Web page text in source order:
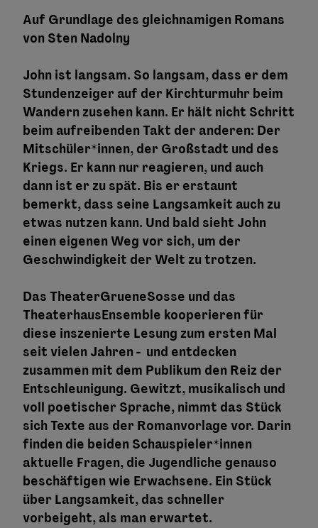
Auf Grundlage des gleichnamigen Romans
von Sten Nadolny
John ist langsam. So langsam, dass er dem
Stundenzeiger auf der Kirchturmuhr beim
Wandern zusehen kann. Er hält nicht Schritt
beim aufreibenden Takt der anderen: Der
Mitschüler*innen, der Großstadt und des
Kriegs. Er kann nur reagieren, und auch
dann ist er zu spät. Bis er erstaunt
bemerkt, dass seine Langsamkeit auch zu
etwas nutzen kann. Und bald sieht John
einen eigenen Weg vor sich, um der
Geschwindigkeit der Welt zu trotzen.
Das TheaterGrueneSosse und das
TheaterhausEnsemble kooperieren für
diese inszenierte Lesung zum ersten Mal
seit vielen Jahren - und entdecken
zusammen mit dem Publikum den Reiz der
Entschleunigung. Gewitzt, musikalisch und
voll poetischer Sprache, nimmt das Stück
sich Texte aus der Romanvorlage vor. Darin
finden die beiden Schauspieler*innen
aktuelle Fragen, die Jugendliche genauso
beschäftigen wie Erwachsene. Ein Stück
über Langsamkeit, das schneller
vorbeigeht, als man erwartet.